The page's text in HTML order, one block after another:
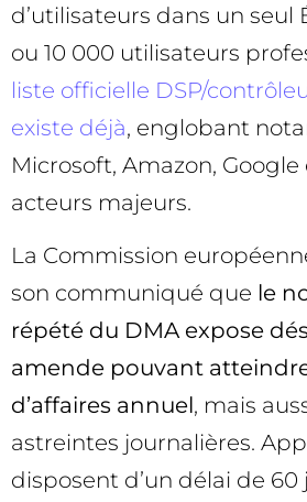
d’utilisateurs dans un
ou 10 000 utilisateurs
liste officielle DSP/
existe déjà, englobant
Microsoft, Amazon, Google
acteurs majeurs.
La Commission
son communiqué que le
répété du DMA expose
amende pouvant
d’affaires annuel, mais
astreintes journalières.
disposent d’un délai de 60